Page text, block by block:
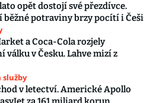
opět dostojí své přezdívce.
běžné potraviny brzy pocítí i Češi
a Coca-Cola rozjely
válku v Česku. Lahve mizí z
služby
v letectví. Americké Apollo